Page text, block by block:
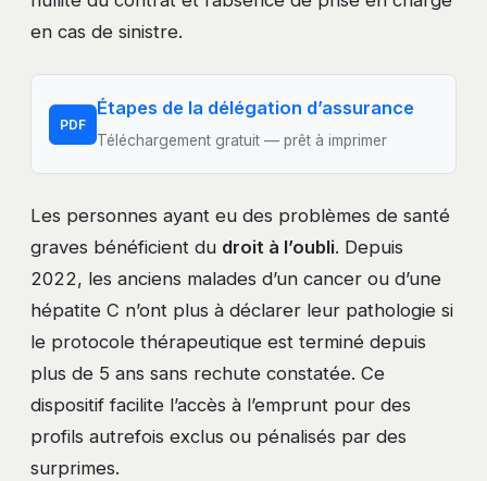
en cas de sinistre.
PDF
Étapes de la délégation d’assurance
Téléchargement gratuit — prêt à imprimer
Les personnes ayant eu des problèmes de santé
graves bénéficient du droit à l’oubli. Depuis
2022, les anciens malades d’un cancer ou d’une
hépatite C n’ont plus à déclarer leur pathologie si
le protocole thérapeutique est terminé depuis
plus de 5 ans sans rechute constatée. Ce
dispositif facilite l’accès à l’emprunt pour des
profils autrefois exclus ou pénalisés par des
surprimes.